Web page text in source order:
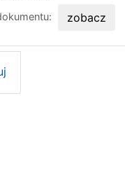
zobacz